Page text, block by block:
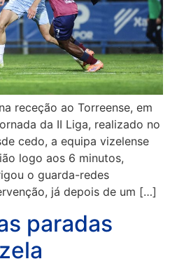
receção ao Torreense, em
da II Liga, realizado no
cedo, a equipa vizelense
logo aos 6 minutos,
o guarda-redes
já depois de um […]
paradas